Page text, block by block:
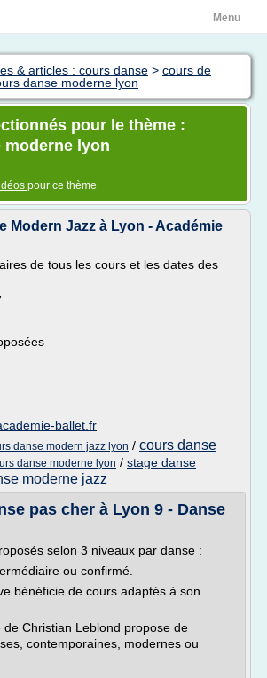
Menu
& articles : cours danse > cours de
danse moderne lyon
pour le thème :
moderne lyon
pour ce thème
Modern Jazz à Lyon - Académie
de tous les cours et les dates des
ballet.fr
danse modern jazz lyon / cours danse
danse moderne lyon / stage danse
moderne jazz
pas cher à Lyon 9 - Danse
selon 3 niveaux par danse :
ou confirmé.
bénéficie de cours adaptés à son
de Christian Leblond propose de
contemporaines, modernes ou